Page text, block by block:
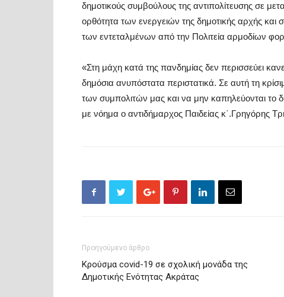
δημοτικούς συμβούλους της αντιπολίτευσης σε
ορθότητα των ενεργειών της δημοτικής αρχής και
των εντεταλμένων από την Πολιτεία αρμοδίων
«Στη μάχη κατά της πανδημίας δεν περισσεύει
δημόσια ανυπόστατα περιστατικά. Σε αυτή τη
των συμπολιτών μας και να μην καπηλεύονται
με νόημα ο αντιδήμαρχος Παιδείας κ΄.Γρηγόρης
Προηγούμενο άρθρο
Κρούσμα covid-19 σε σχολική μονάδα της
Δημοτικής Ενότητας Ακράτας